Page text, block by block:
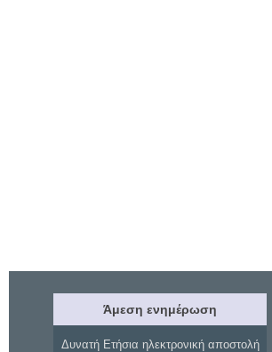
Άμεση ενημέρωση
Δυνατή Ετήσια ηλεκτρονική αποστολή